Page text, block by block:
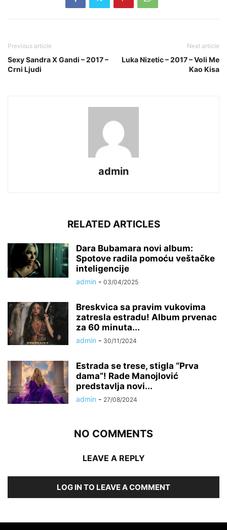
Previous article
Sexy Sandra X Gandi – 2017 –
Crni Ljudi
Next article
Luka Nizetic – 2017 – Voli Me
Kao Kisa
admin
RELATED ARTICLES
Dara Bubamara novi album:
Spotove radila pomoću veštačke
inteligencije
admin - 03/04/2025
Breskvica sa pravim vukovima
zatresla estradu! Album prvenac
za 60 minuta...
admin - 30/11/2024
Estrada se trese, stigla “Prva
dama”! Rade Manojlović
predstavlja novi...
admin - 27/08/2024
NO COMMENTS
LEAVE A REPLY
LOG IN TO LEAVE A COMMENT